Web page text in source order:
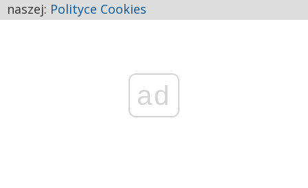
ad
naszej: Polityce Cookies